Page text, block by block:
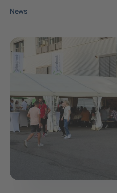
Nachhaltigkeit
Karriere
Kontakt
News